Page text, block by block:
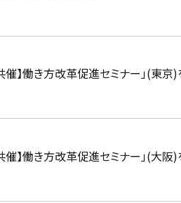
催】働き方改革促進セミナー」(東
催】働き方改革促進セミナー」(大